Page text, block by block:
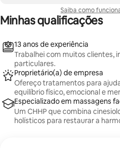
Saiba como
Minhas qualificações
13 anos de experiência
Trabalhei com muitos clientes,
particulares.
Proprietário(a) de empresa
Ofereço tratamentos para
equilíbrio físico, emocional e
Especializado em massagens
Um CHHP que combina
holísticos para restaurar a